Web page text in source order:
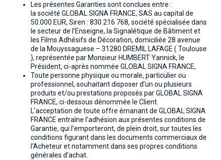
Les présentes Garanties sont conclues entre :
la société GLOBAL SIGNA FRANCE, SAS au capital de
50.000 EUR, Siren : 830 216 768, société spécialisée dans
le secteur de l’Enseigne, la Signalétique de Bâtiment et
les Films Adhésifs de Décoration, domiciliée 28 avenue
de la Mouyssaguese – 31280 DREMIL LAFAGE ( Toulouse
), représentée par Monsieur HUMBERT Yannick, le
Président, ci-après nommée GLOBAL SIGNA FRANCE,
Toute personne physique ou morale, particulier ou
professionnel, souhaitant disposer d’un ou plusieurs
produits et/ou prestations proposés par GLOBAL SIGNA
FRANCE, ci-dessous dénommée le Client.
L’acceptation de toute offre émanant de GLOBAL SIGNA
FRANCE entraîne l’adhésion aux présentes conditions de
Garantie, qui l’emporteront, de plein droit, sur toutes les
conditions figurant dans les documents commerciaux de
l’Acheteur et notamment dans ses propres conditions
générales d’achat.